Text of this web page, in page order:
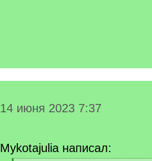
14 июня 2023 7:37
Mykotajulia написал: